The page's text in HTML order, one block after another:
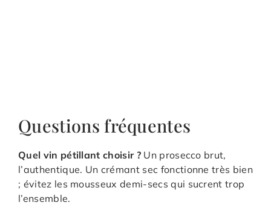
Questions fréquentes
Quel vin pétillant choisir ?Un prosecco brut,
l’authentique. Un crémant sec fonctionne très bien
; évitez les mousseux demi-secs qui sucrent trop
l’ensemble.